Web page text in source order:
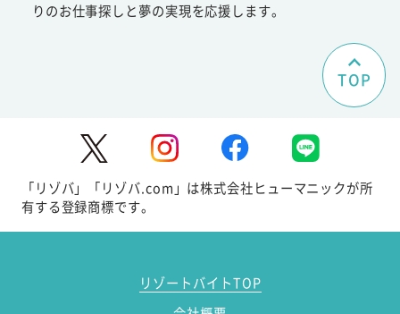
りのお仕事探しと夢の実現を応援します。
TOP
「リゾバ」「リゾバ.com」は株式会社ヒューマニックが所
有する登録商標です。
リゾートバイトTOP